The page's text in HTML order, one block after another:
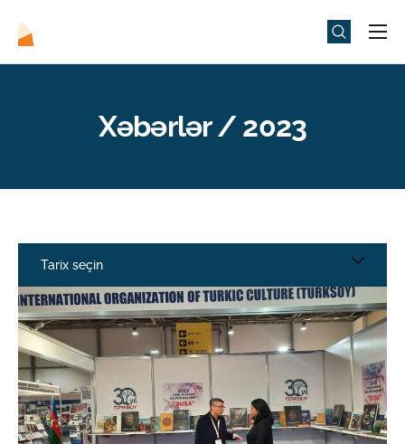
Universitet
ADMIU Sİ
eMağaza
Xəbərlər / 2023
Tarix seçin